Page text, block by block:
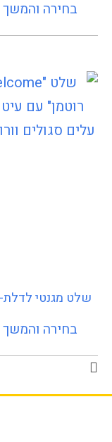
בחירה והמשך
שלט מגנטי לדלת-005
בחירה והמשך